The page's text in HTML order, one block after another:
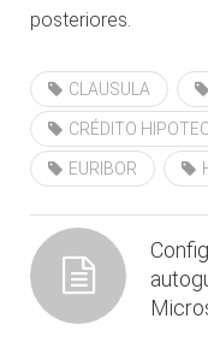
posteriores.
CLAUSULA
CRÉDITO
EURIBOR